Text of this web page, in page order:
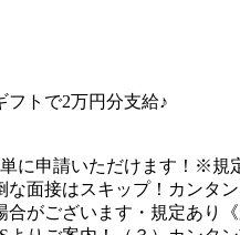
フトで2万円分支給♪
に申請いただけます！※規
面接はスキップ！カンタ
がございます・規定あり《